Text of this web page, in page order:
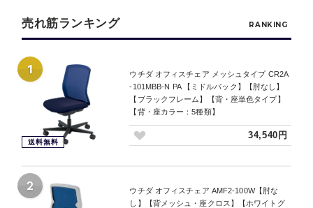
売れ筋ランキング RANKING
1
送料無料
ウチダ オフィスチェア メッシュタイプ CR2A
-101MBB-N PA 【ミドルバック】【肘なし】
【ブラックフレーム】【背・座単色タイプ】
【背・座カラー：5種類】
34,540円
2
ウチダ オフィスチェア AMF2-100W【肘な
し】【背メッシュ・座クロス】【ホワイトグ